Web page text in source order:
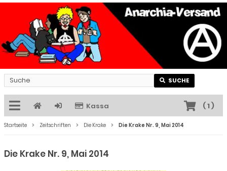
SUCHE
Kassa (1)
Startseite Zeitschriften Die Krake Die Krake Nr. 9, Mai 2014
Die Krake Nr. 9, Mai 2014